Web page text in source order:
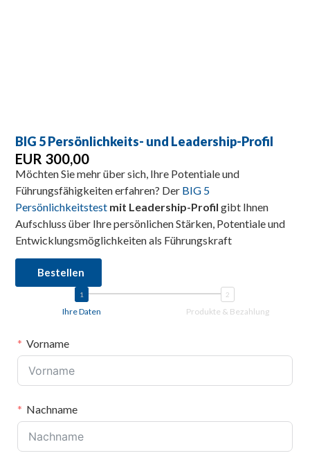
BIG 5 Persönlichkeits- und Leadership-Profil
EUR 300,00
Möchten Sie mehr über sich, Ihre Potentiale und
Führungsfähigkeiten erfahren? Der BIG 5
Persönlichkeitstest mit Leadership-Profil gibt Ihnen
Aufschluss über Ihre persönlichen Stärken, Potentiale und
Entwicklungsmöglichkeiten als Führungskraft
Bestellen
Ihre Daten Produkte & Bezahlung
Vorname
Nachname